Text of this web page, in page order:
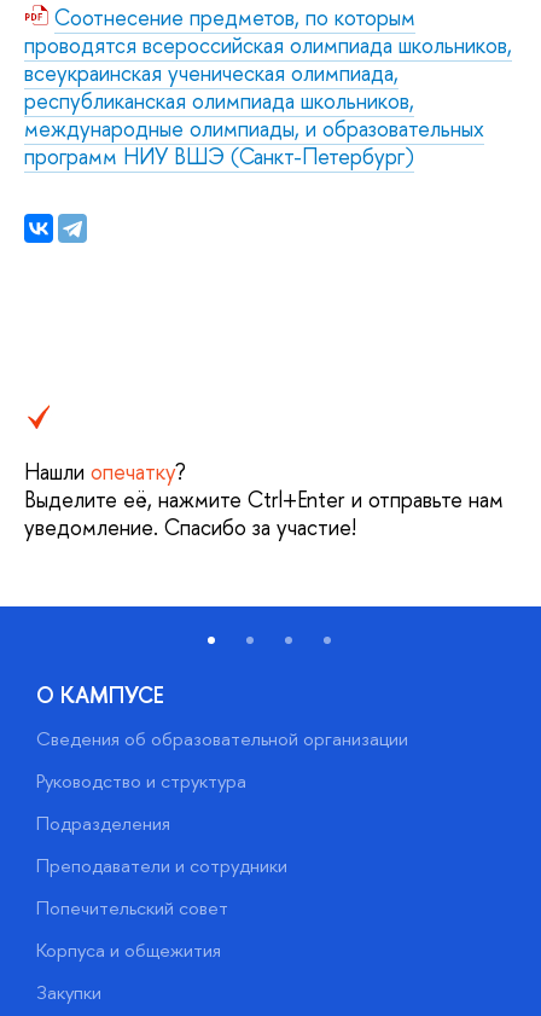
Соотнесение предметов, по которым
проводятся всероссийская олимпиада школьников,
всеукраинская ученическая олимпиада,
республиканская олимпиада школьников,
международные олимпиады, и образовательных
программ НИУ ВШЭ (Санкт-Петербург)
Нашли опечатку?
Выделите её, нажмите Ctrl+Enter и отправьте нам
уведомление. Спасибо за участие!
О КАМПУСЕ
Сведения об образовательной организации
Руководство и структура
Подразделения
Преподаватели и сотрудники
Попечительский совет
Корпуса и общежития
Закупки